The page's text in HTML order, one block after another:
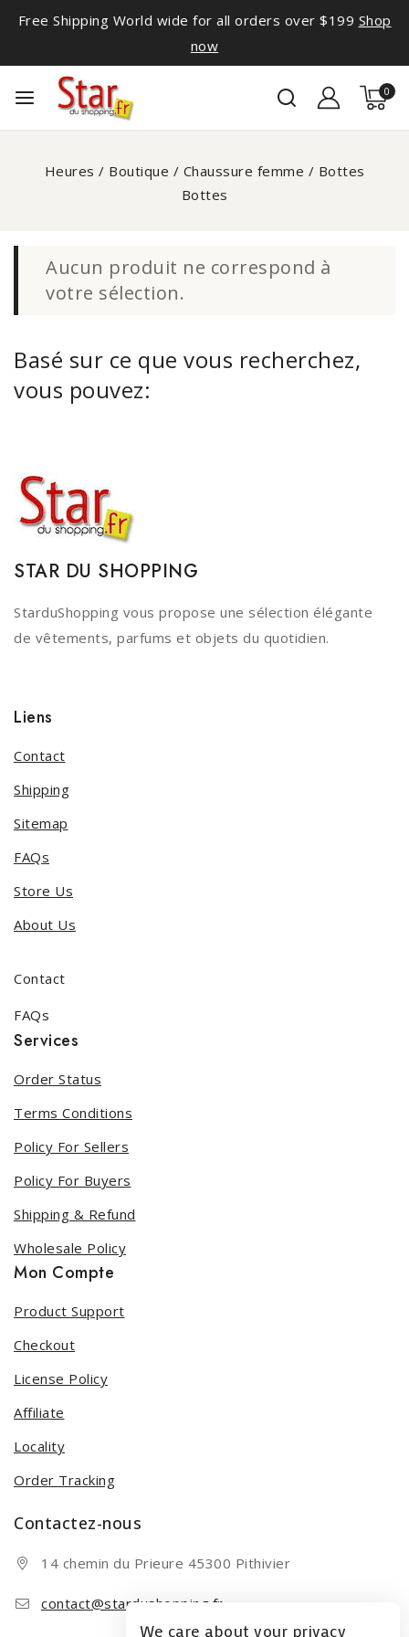
Free Shipping World wide for all orders over $199 Shop
now
0
Heures / Boutique / Chaussure femme / Bottes
Bottes
Aucun produit ne correspond à
votre sélection.
Basé sur ce que vous recherchez,
vous pouvez:
STAR DU SHOPPING
StarduShopping vous propose une sélection élégante
de vêtements, parfums et objets du quotidien.
Liens
Contact
Shipping
Sitemap
FAQs
Store Us
About Us
Contact
FAQs
Services
Order Status
Terms Conditions
Policy For Sellers
Policy For Buyers
Shipping & Refund
Wholesale Policy
Mon Compte
Product Support
Checkout
License Policy
Affiliate
Locality
Order Tracking
Contactez-nous
14 chemin du Prieure 45300 Pithivier
contact@stardushopping.fr
We care about your privacy